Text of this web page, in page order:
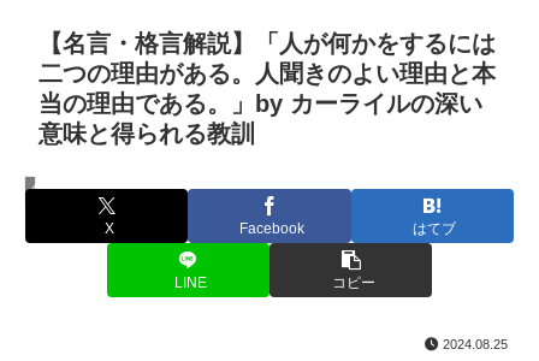
【名言・格言解説】「人が何かをするには
二つの理由がある。人聞きのよい理由と本
当の理由である。」by カーライルの深い
意味と得られる教訓
名言・格言
X Facebook はてブ
LINE コピー
2024.08.25